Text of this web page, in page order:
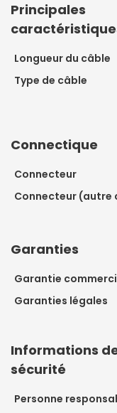
Principales
Longueur du câble
Type de câble
Connectique
Connecteur
Connecteur (autre
Garanties
Garantie
Garanties légales
Informations
sécurité
Personne